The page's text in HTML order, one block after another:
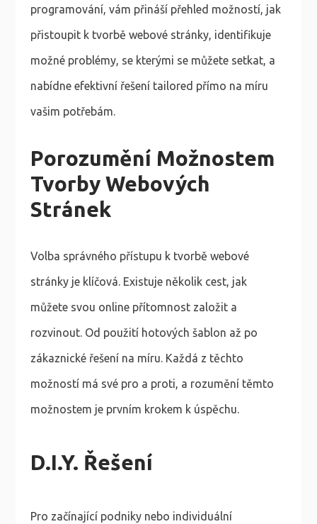
programování, vám přináší přehled možností, jak
přistoupit k tvorbě webové stránky, identifikuje
možné problémy, se kterými se můžete setkat, a
nabídne efektivní řešení tailored přímo na míru
vašim potřebám.
Porozumění Možnostem
Tvorby Webových
Stránek
Volba správného přístupu k tvorbě webové
stránky je klíčová. Existuje několik cest, jak
můžete svou online přítomnost založit a
rozvinout. Od použití hotových šablon až po
zákaznické řešení na míru. Každá z těchto
možností má své pro a proti, a rozumění těmto
možnostem je prvním krokem k úspěchu.
D.I.Y. Řešení
Pro začínající podniky nebo individuální